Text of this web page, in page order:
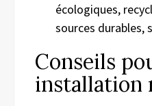
écologiques,
sources durables,
Conseils
installation